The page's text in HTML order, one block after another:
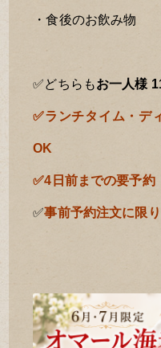
・食後のお飲み物
✅どちらもお一人様
✅ランチタイム・デ
OK
✅4日前までの要予約
✅事前予約注文に限